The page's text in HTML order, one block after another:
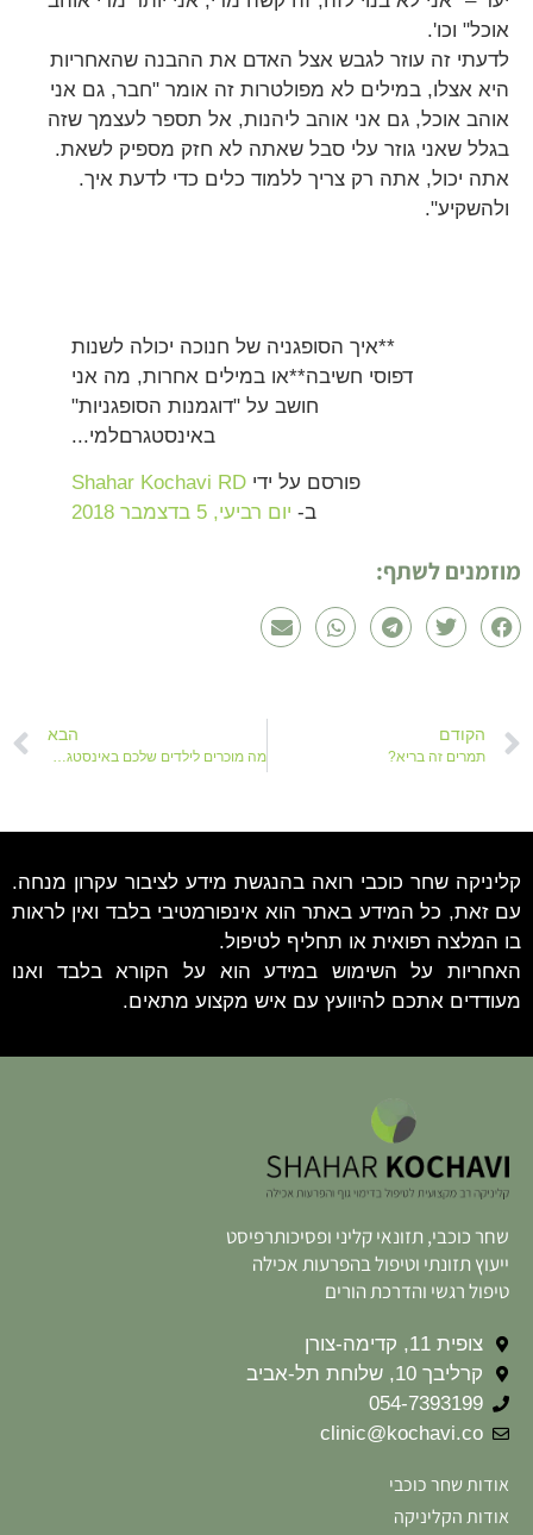
אוכל" וכו'.
לדעתי זה עוזר לגבש אצל האדם את ההבנה שהאחריות
היא אצלו, במילים לא מפולטרות זה אומר "חבר, גם אני
אוהב אוכל, גם אני אוהב ליהנות, אל תספר לעצמך שזה
בגלל שאני גוזר עלי סבל שאתה לא חזק מספיק לשאת.
אתה יכול, אתה רק צריך ללמוד כלים כדי לדעת איך.
ולהשקיע".
**איך הסופגניה של חנוכה יכולה לשנות
דפוסי חשיבה**או במילים אחרות, מה אני
חושב על "דוגמנות הסופגניות"
באינסטגרםלמי...
פורסם על ידי ‏‎ Shahar Kochavi RD
ב- יום רביעי, 5 בדצמבר 2018
מוזמנים לשתף:
הקודם
תמרים זה בריא?
הבא
מה מוכרים לילדים שלכם באינסטגרם?
קליניקה שחר כוכבי רואה בהנגשת מידע לציבור עקרון מנחה.
עם זאת, כל המידע באתר הוא אינפורמטיבי בלבד ואין לראות
בו המלצה רפואית או תחליף לטיפול.
האחריות על השימוש במידע הוא על הקורא בלבד ואנו
מעודדים אתכם להיוועץ עם איש מקצוע מתאים.
שחר כוכבי, תזונאי קליני ופסיכותרפיסט
ייעוץ תזונתי וטיפול בהפרעות אכילה
טיפול רגשי והדרכת הורים
צופית 11, קדימה-צורן
קרליבך 10, שלוחת תל-אביב
054-7393199
clinic@kochavi.co
אודות שחר כוכבי
אודות הקליניקה